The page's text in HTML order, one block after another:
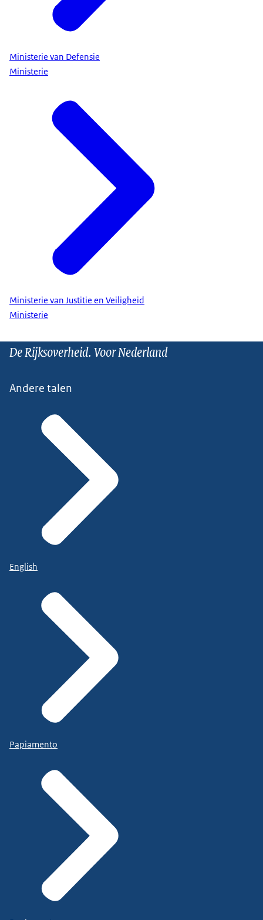
Ministerie van Defensie
Ministerie
Ministerie van Justitie en Veiligheid
Ministerie
De Rijksoverheid. Voor Nederland
Andere talen
English
Papiamento